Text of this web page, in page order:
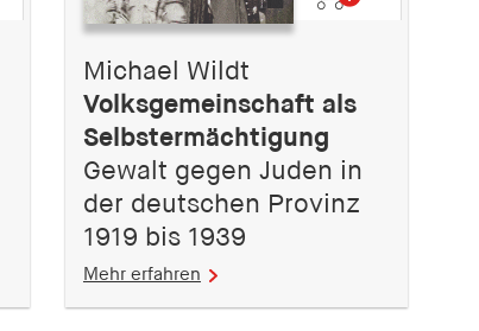
Michael Wildt
Volksgemeinschaft als
Selbstermächtigung
Gewalt gegen Juden in
der deutschen Provinz
1919 bis 1939
Mehr erfahren